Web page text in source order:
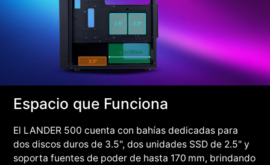
Espacio que Funciona
El LANDER 500 cuenta con bahías dedicadas para
dos discos duros de 3.5", dos unidades SSD de 2.5" y
soporta fuentes de poder de hasta 170 mm, brindando